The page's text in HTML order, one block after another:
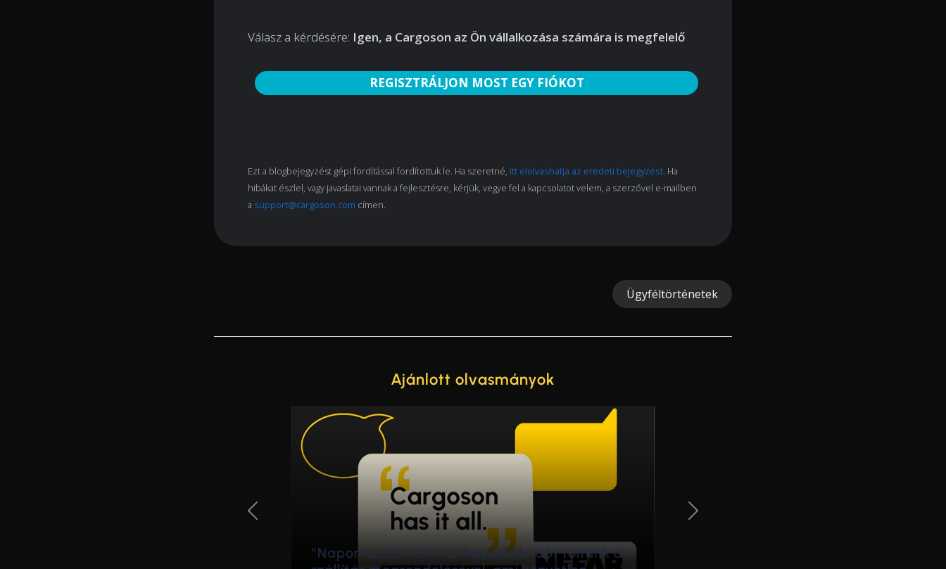
Válasz a kérdésére: Igen, a Cargoson az Ön vállalkozása számára is megfelelő
REGISZTRÁLJON MOST EGY FIÓKOT
Ezt a blogbejegyzést gépi fordítással fordítottuk le. Ha szeretné, itt elolvashatja az eredeti bejegyzést. Ha
hibákat észlel, vagy javaslatai vannak a fejlesztésre, kérjük, vegye fel a kapcsolatot velem, a szerzővel e-mailben
a support@cargoson.com címen.
Ügyféltörténetek
Ajánlott olvasmányok